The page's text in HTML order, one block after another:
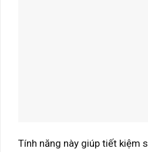
Tính năng này giúp tiết kiệm